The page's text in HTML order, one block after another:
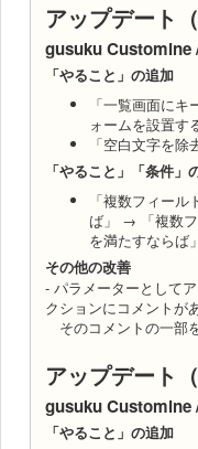
アップデート
gusuku Customine
「やること」の追加
「一覧画面に
ォームを設置す
「空白文字を除
「やること」「条件」
「複数フィー
ば」 → 「複数
を満たすならば」
その他の改善
- パラメーターとして
クションにコメントが
そのコメントの一部
アップデート
gusuku Customine
「やること」の追加